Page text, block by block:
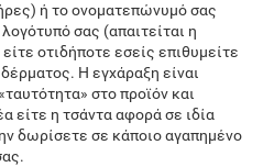
ή το ονοματεπώνυμό σας
σας (απαιτείται η
οτιδήποτε εσείς επιθυμείτε
Η εγχάραξη είναι
στο προϊόν και
είτε η τσάντα αφορά σε ιδία
δωρίσετε σε κάποιο αγαπημένο